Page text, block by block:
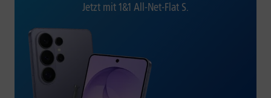
Jetzt mit 1&1 All-Net-Flat S.